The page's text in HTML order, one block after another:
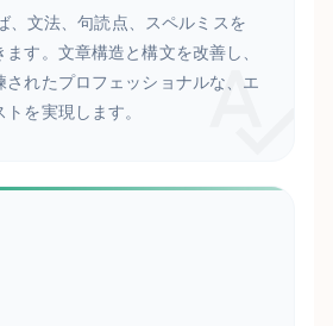
文法、句読点、スペルミスを
す。文章構造と構文を改善し、
されたプロフェッショナルな、エ
を実現します。